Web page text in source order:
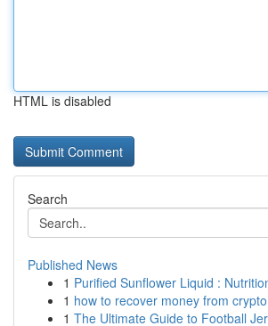
HTML is disabled
Search
Published News
1 Purified Sunflower Liquid :
1 how to recover money from
1 The Ultimate Guide to Football